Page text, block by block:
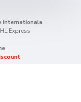
internationala
Express